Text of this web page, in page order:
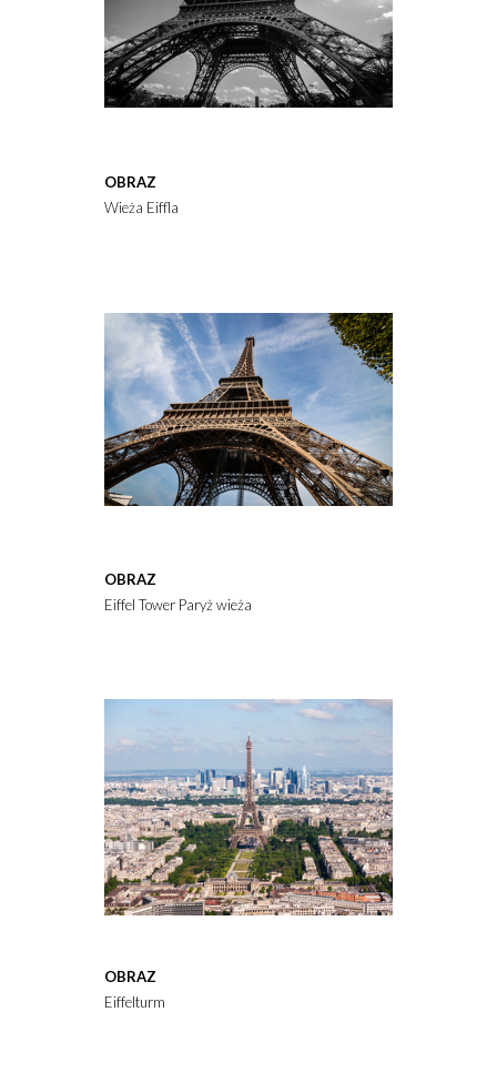
OBRAZ
Wieża Eiffla
OBRAZ
Eiffel Tower Paryż wieża
OBRAZ
Eiffelturm